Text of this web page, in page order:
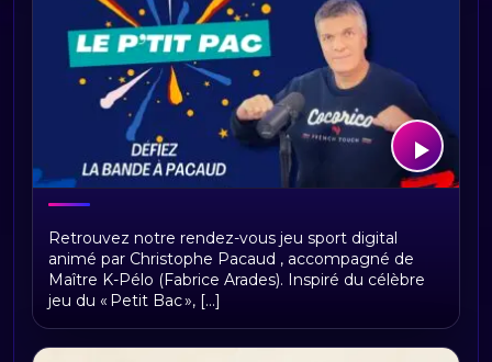
Le p'tit Pac
Retrouvez notre rendez-vous jeu sport digital
animé par Christophe Pacaud , accompagné de
Maître K-Pélo (Fabrice Arades). Inspiré du célèbre
jeu du « Petit Bac », [...]